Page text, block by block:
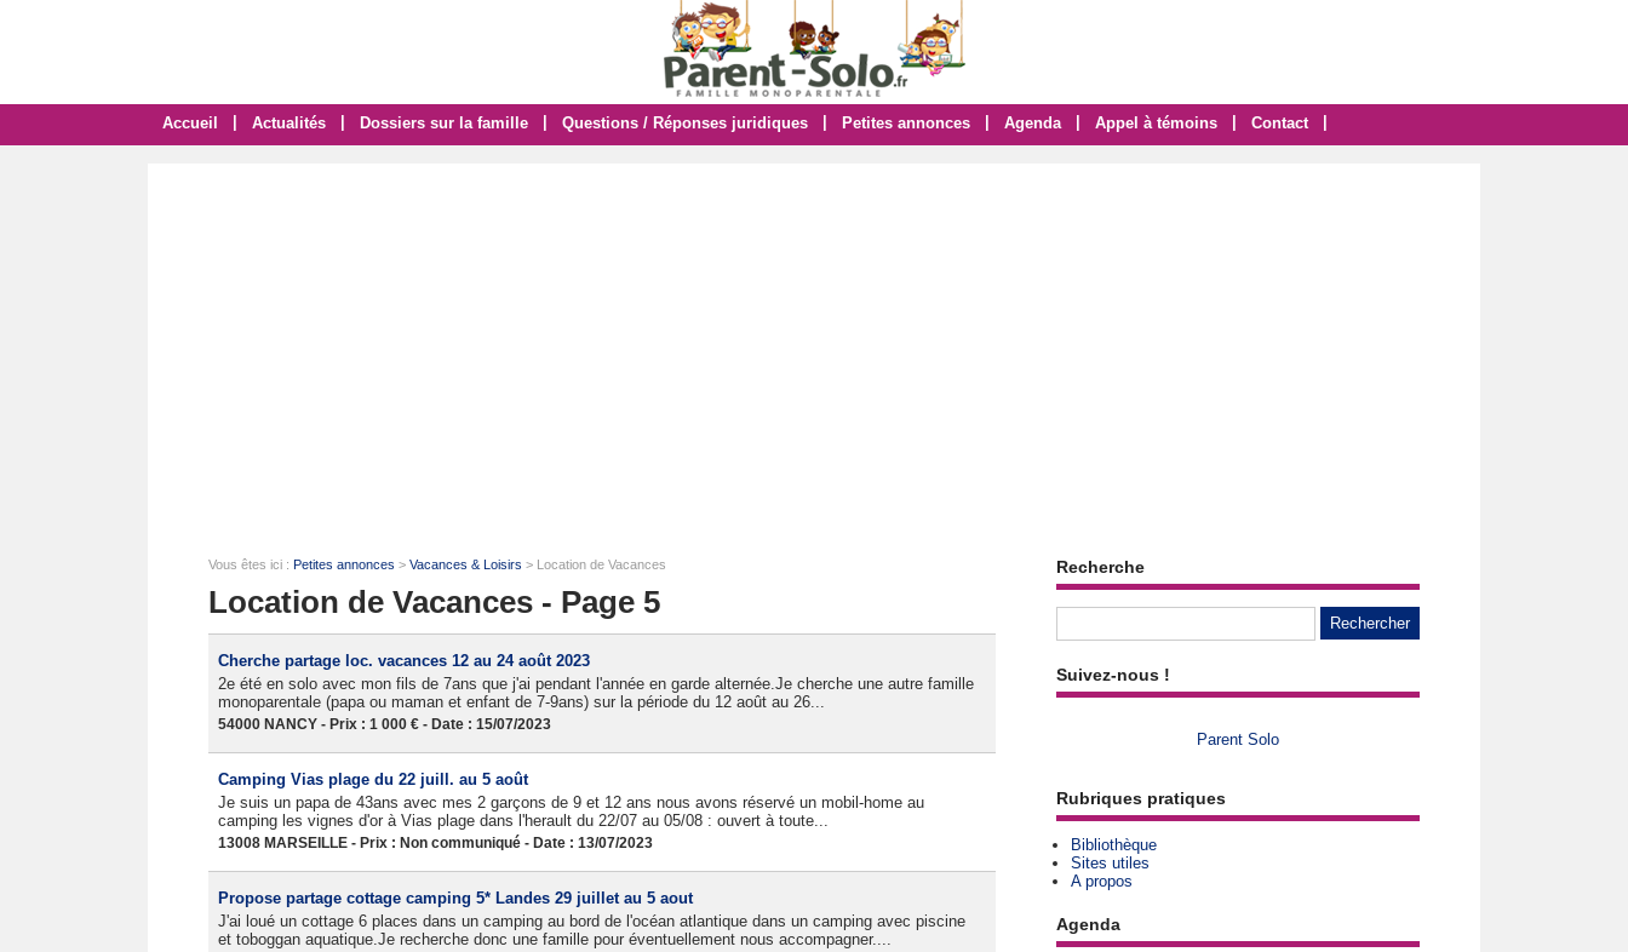
Accueil Actualités Dossiers sur la famille Questions / Réponses juridiques Petites annonces Agenda Appel à témoins Contact
Vous êtes ici : Petites annonces > Vacances & Loisirs > Location de Vacances
Location de Vacances - Page 5
Cherche partage loc. vacances 12 au 24 août 2023
2e été en solo avec mon fils de 7ans que j'ai pendant l'année en garde alternée.Je cherche une autre famille
monoparentale (papa ou maman et enfant de 7-9ans) sur la période du 12 août au 26...
54000 NANCY - Prix : 1 000 € - Date : 15/07/2023
Camping Vias plage du 22 juill. au 5 août
Je suis un papa de 43ans avec mes 2 garçons de 9 et 12 ans nous avons réservé un mobil-home au
camping les vignes d'or à Vias plage dans l'herault du 22/07 au 05/08 : ouvert à toute...
13008 MARSEILLE - Prix : Non communiqué - Date : 13/07/2023
Propose partage cottage camping 5* Landes 29 juillet au 5 aout
J'ai loué un cottage 6 places dans un camping au bord de l'océan atlantique dans un camping avec piscine
et toboggan aquatique.Je recherche donc une famille pour éventuellement nous accompagner....
Recherche
Suivez-nous !
Parent Solo
Rubriques pratiques
Bibliothèque
Sites utiles
A propos
Agenda